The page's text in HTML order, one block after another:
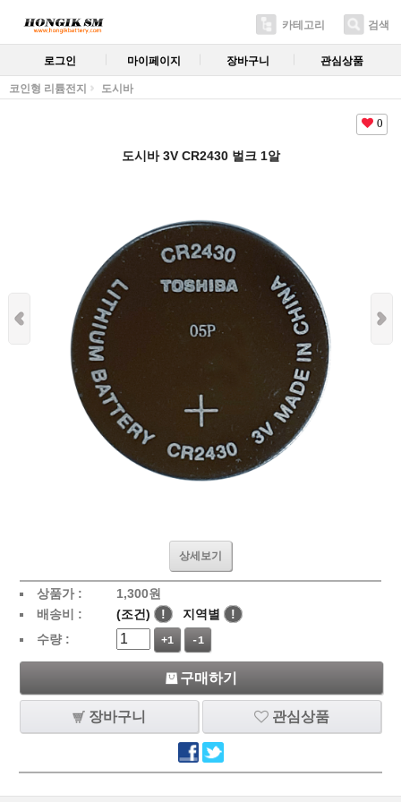
카테고리 검색
로그인 마이페이지 장바구니 관심상품
코인형 리튬전지 도시바
0
도시바 3V CR2430 벌크 1알
상세보기
상품가 : 1,300원
배송비 :
(조건) ! 지역별
!
수량 :
+1 -1
구매하기
장바구니 관심상품